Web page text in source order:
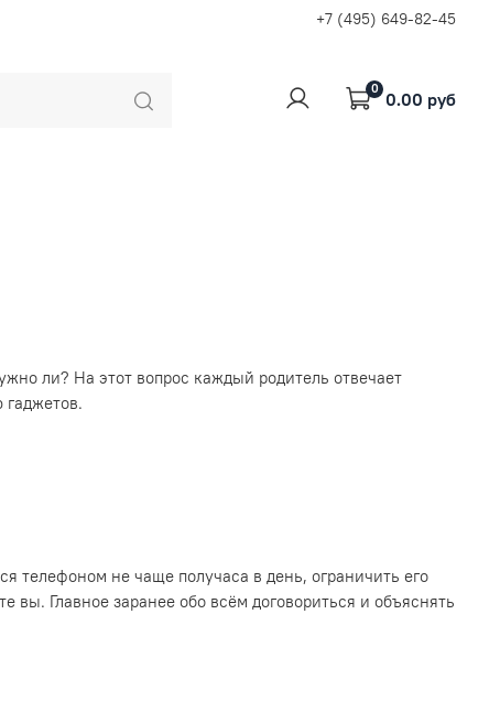
+7 (495) 649-82-45
0 0.00 руб
ли? На этот вопрос каждый родитель отвечает
телефоном не чаще получаса в день, ограничить его
Главное заранее обо всём договориться и объяснять